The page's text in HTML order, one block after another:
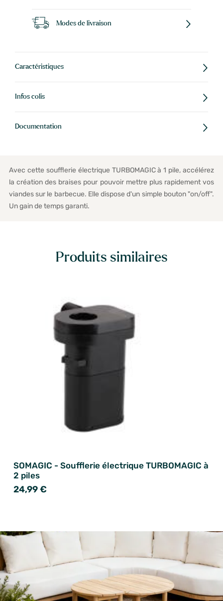
Modes de livraison
Caractéristiques
Infos colis
Documentation
Avec cette soufflerie électrique TURBOMAGIC à 1 pile, accélérez
la création des braises pour pouvoir mettre plus rapidement vos
viandes sur le barbecue. Elle dispose d'un simple bouton "on/off".
Un gain de temps garanti.
Produits similaires
SOMAGIC - Soufflerie électrique TURBOMAGIC à
2 piles
24,99 €